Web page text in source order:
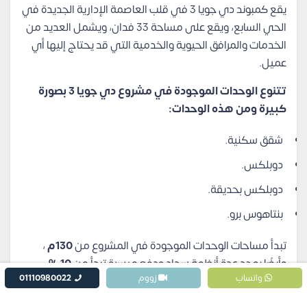
يقع كمبوند دي جويا 3 في قلب العاصمة الإدارية الجديدة في
الحي السابع، ويقع على مساحة 33 فدان، ويشمل العديد من
الخدمات والمرافق الحيوية والخدمية التي قد يحتاج إليها أي
عميل.
تتنوع الوحدات الموجودة في مشروع دي جويا 3 بصورة
كبيرة ومن هذه الوحدات:
شقق سكنية.
دوبلكس.
دوبلكس بحديقة.
بنتاهوس برو.
تبدأ مساحات الوحدات الموجودة في المشروع من130م
،
وأيضًا يوجد عدة أنظمة سداد ودفع ميسرة تبدأ من10%
وقسط على
سنوات. واتساب 01110980022 زووم